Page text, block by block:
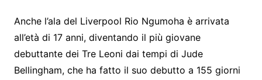
Anche l’ala del Liverpool Rio Ngumoha è arrivata
all’età di 17 anni, diventando il più giovane
debuttante dei Tre Leoni dai tempi di Jude
Bellingham, che ha fatto il suo debutto a 155 giorni